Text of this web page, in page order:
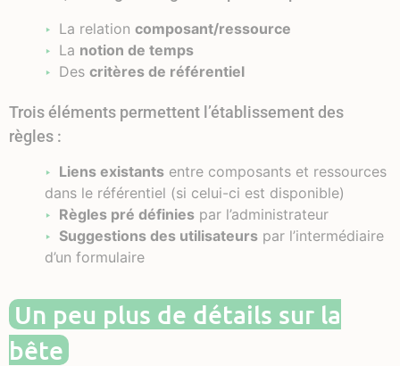
La relation composant/ressource
La notion de temps
Des critères de référentiel
Trois éléments permettent l’établissement des
règles :
Liens existants entre composants et ressources
dans le référentiel (si celui-ci est disponible)
Règles pré définies par l’administrateur
Suggestions des utilisateurs par l’intermédiaire
d’un formulaire
Un peu plus de détails sur la
bête